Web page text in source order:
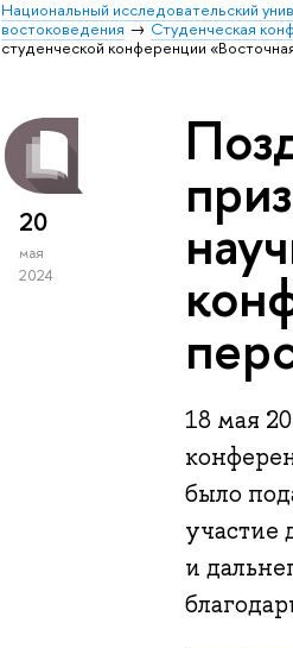
Национальный исследовательский
востоковедения
Студенческая
студенческой конференции
20
мая
2024
18 мая
было
участие
и